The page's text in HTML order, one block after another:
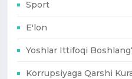
Sport
E'lon
Yoshlar Ittifoqi
Korrupsiyaga Qarshi